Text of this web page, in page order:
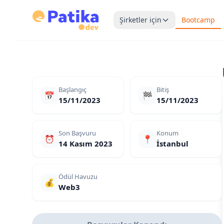
Şirketler için Bootcamp
📅
Başlangıç
15/11/2023 🏁
Bitiş
15/11/2023
⏰
Son Başvuru
14 Kasım 2023 📍
Konum
İstanbul
💰
Ödül Havuzu
Web3